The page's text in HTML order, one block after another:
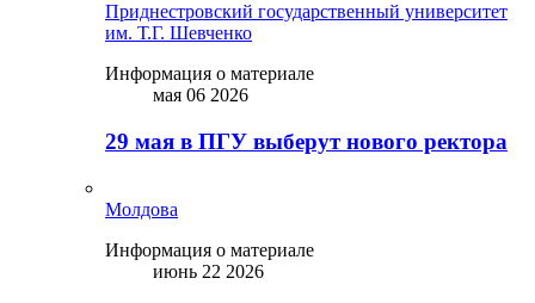
Приднестровский государственный университет
им. Т.Г. Шевченко
Информация о материале
мая 06 2026
29 мая в ПГУ выберут нового ректора
Молдова
Информация о материале
июнь 22 2026